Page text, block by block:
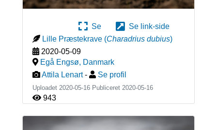
Se
Se link-side
Lille Præstekrave (Charadrius dubius)
2020-05-09
Egå Engsø, Danmark
Attila Lenart - Se profil
Uploadet 2020-05-16 Publiceret 2020-05-16
943